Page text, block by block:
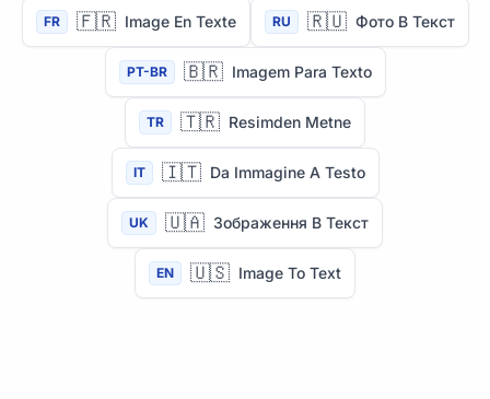
FR 🇫🇷 Image En Texte RU 🇷🇺 Фото В Текст
PT-BR 🇧🇷 Imagem Para Texto
TR 🇹🇷 Resimden Metne
IT 🇮🇹 Da Immagine A Testo
UK 🇺🇦 Зображення В Текст
EN 🇺🇸 Image To Text